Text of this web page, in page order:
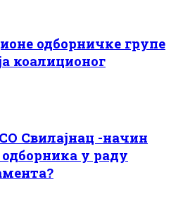
одборничке групе
коалиционог
Свилајнац -начин
у раду